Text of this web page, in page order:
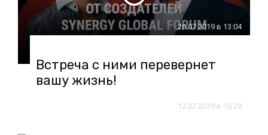
26.07.2019 в 13:04
Встреча с ними перевернет
вашу жизнь!
12.07.2019 в 16:29